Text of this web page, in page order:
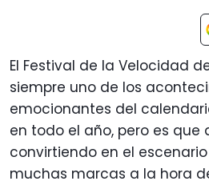
El Festival de la Velocidad
siempre uno de los
emocionantes del
en todo el año, pero es que
convirtiendo en el
muchas marcas a la hora